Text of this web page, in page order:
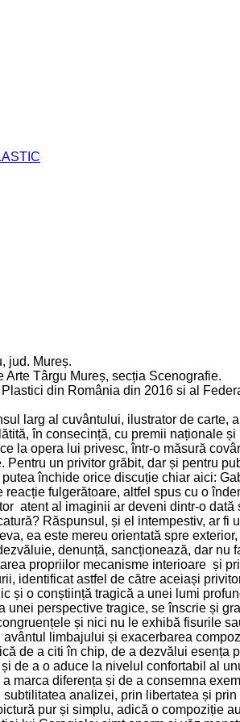
jud. Mureș.
Târgu Mureș, secția Scenografie.
din România din 2016 si al
larg al cuvântului, ilustrator de
în consecință, cu premii naționale
la opera lui privesc, într-o măsură
Pentru un privitor grăbit, dar și pentru
închide orice discuție chiar aici:
reacție fulgerătoare, altfel spus cu o
atent al imaginii ar deveni dintr-o
Răspunsul, și el intempestiv, ar
ea este mereu orientată spre
denunță, sancționează, dar
propriilor mecanisme interioare și
identificat astfel de către aceiași
și o conștiință tragică a unei lumi
unei perspective tragice, se înscrie și
și nici nu le exhibă fisurile
avântul limbajului și exacerbarea
de a citi în chip, de a dezvălui
de a o aduce la nivelul confortabil al
marca diferența și de a consemna
analizei, prin libertatea și
pur și simplu, adică o compoziție